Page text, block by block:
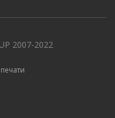
2007-2022